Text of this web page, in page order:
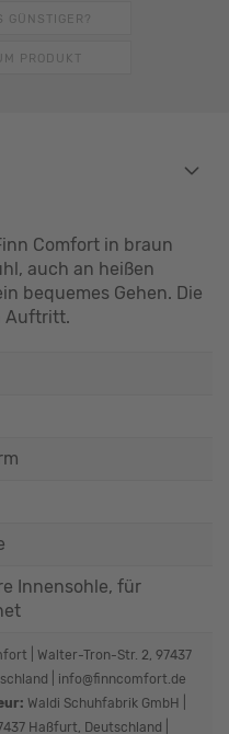
GÜNSTIGER?
PRODUKT
Comfort in braun
auch an heißen
bequemes Gehen. Die
Auftritt.
Innensohle, für
| Walter-Tron-Str. 2, 97437
| info@finncomfort.de
Waldi Schuhfabrik GmbH |
Haßfurt, Deutschland |